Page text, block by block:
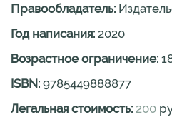
Правообладатель:
Год написания: 2020
Возрастное ограничение:
ISBN: 9785449888877
Легальная стоимость: 200